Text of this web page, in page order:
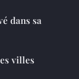
dans sa
villes